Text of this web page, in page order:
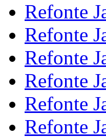
Refonte
Refonte
Refonte
Refonte
Refonte
Refonte